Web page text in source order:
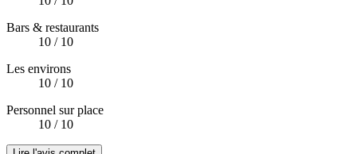
Bars & restaurants
10 / 10
Les environs
10 / 10
Personnel sur place
10 / 10